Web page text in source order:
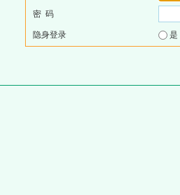
密 码
隐身登录